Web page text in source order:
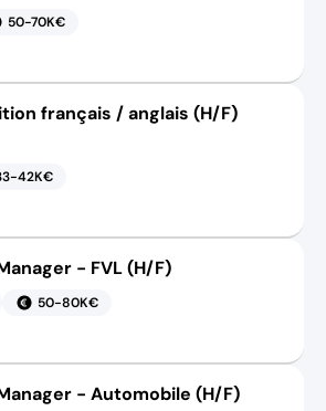
50-70K€
français / anglais (H/F)
42K€
- FVL (H/F)
50-80K€
- Automobile (H/F)